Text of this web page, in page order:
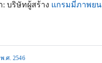
: บริษัทผู้สร้าง แกรมมี่ภาพย
พ.ศ. 2546